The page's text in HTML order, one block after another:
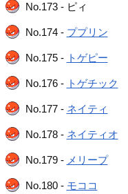
No.173 - ピィ
No.174 - ププリン
No.175 - トゲピー
No.176 - トゲチック
No.177 - ネイティ
No.178 - ネイティオ
No.179 - メリープ
No.180 - モココ